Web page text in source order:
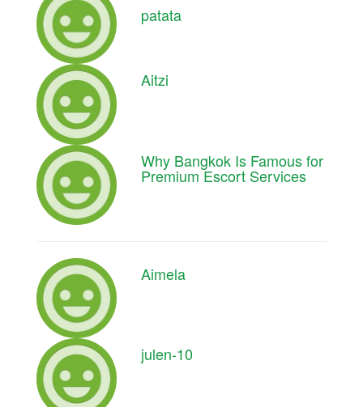
patata
Aitzi
Why Bangkok Is Famous for
Premium Escort Services
Aimela
julen-10